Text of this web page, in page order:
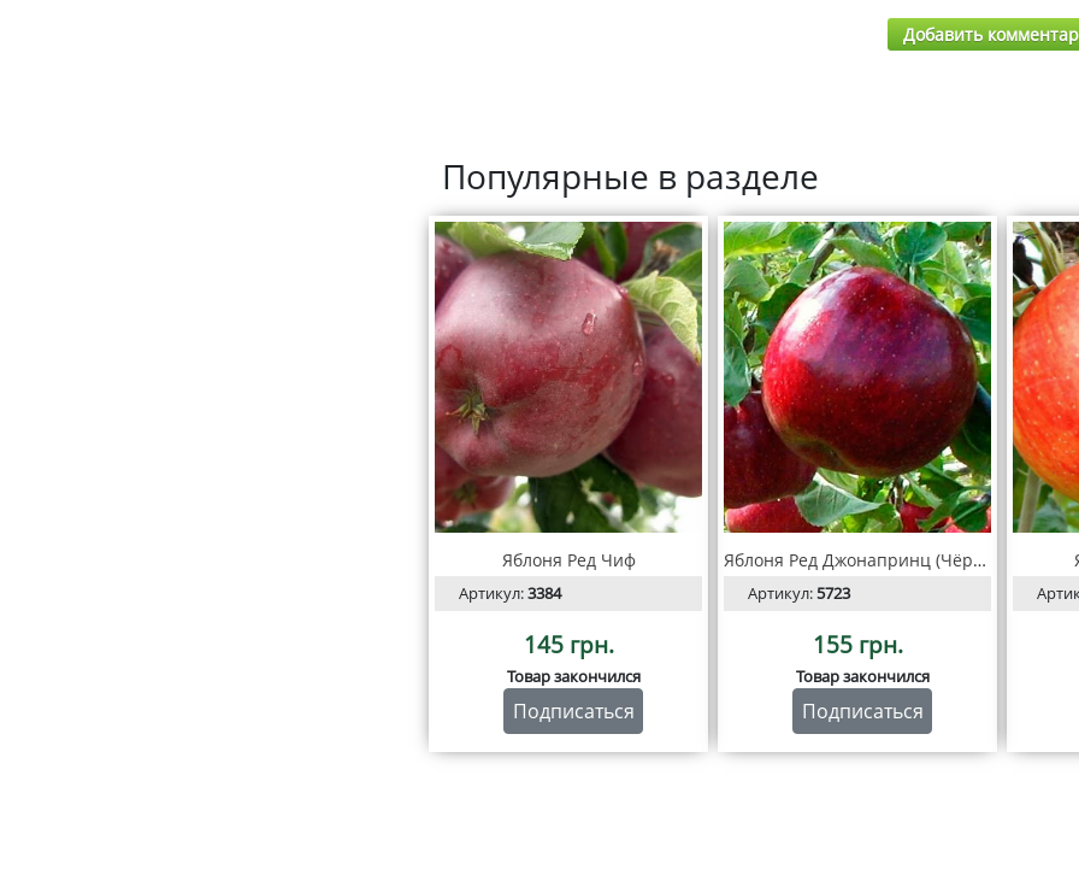
Добавить
Популярные в разделе
Яблоня Ред Чиф
Артикул:3384
145 грн.
Товар закончился
Подписаться
Яблоня Ред Джонапринц (Чёрный принц)
Артикул:5723
155 грн.
Товар закончился
Подписаться